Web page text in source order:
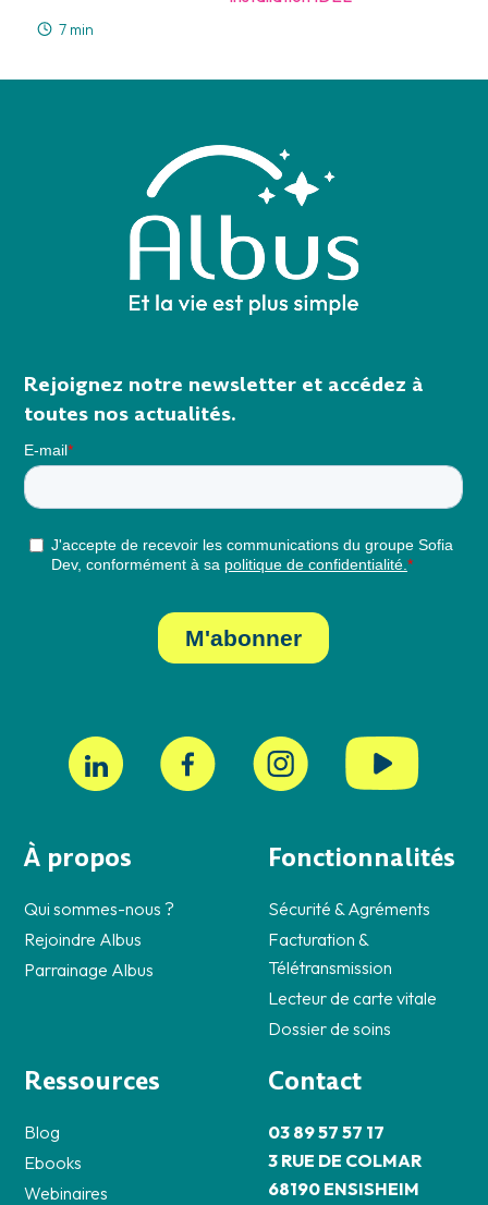
7 min
À propos
Qui sommes-nous ?
Rejoindre Albus
Parrainage Albus
Fonctionnalités
Sécurité & Agréments
Facturation &
Télétransmission
Lecteur de carte vitale
Dossier de soins
Ressources
Blog
Ebooks
Webinaires
Contact
03 89 57 57 17
3 RUE DE COLMAR
68190 ENSISHEIM
Rejoignez notre newsletter et accédez à
toutes nos actualités.